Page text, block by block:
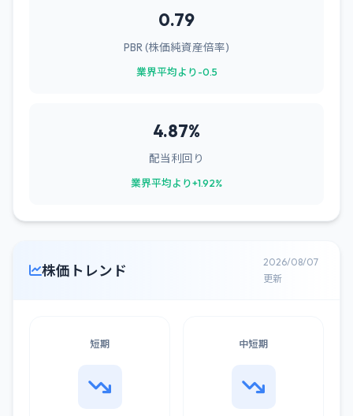
0.79
PBR (株価純資産倍率)
業界平均より-0.5
4.87%
配当利回り
業界平均より+1.92%
株価トレンド
2026/08/07
更新
短期 中短期